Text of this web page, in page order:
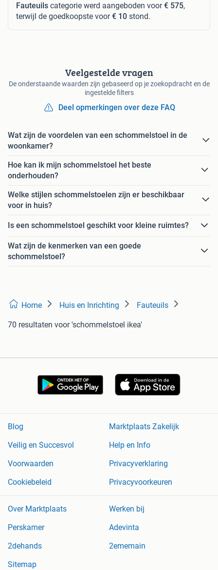
Fauteuils categorie werd aangeboden voor€ 575,
terwijl de goedkoopste voor€ 10 stond.
Veelgestelde vragen
De onderstaande waarden zijn gebaseerd op je zoekopdracht en de
ingestelde filters
Deel opmerkingen over deze FAQ
Wat zijn de voordelen van een schommelstoel in de
woonkamer?
Hoe kan ik mijn schommelstoel het beste
onderhouden?
Welke stijlen schommelstoelen zijn er beschikbaar
voor in huis?
Is een schommelstoel geschikt voor kleine ruimtes?
Wat zijn de kenmerken van een goede
schommelstoel?
Home Huis en Inrichting Fauteuils
70 resultaten voor 'schommelstoel ikea'
Blog
Marktplaats Zakelijk
Veilig en Succesvol
Help en Info
Voorwaarden
Privacyverklaring
Cookiebeleid
Privacyvoorkeuren
Over Marktplaats
Werken bij
Perskamer
Adevinta
2dehands
2ememain
Sitemap